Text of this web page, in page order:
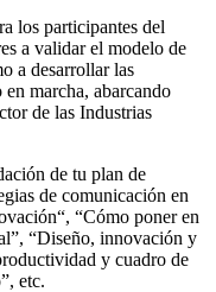
los participantes del
a validar el modelo de
a desarrollar las
marcha, abarcando
de las Industrias
de tu plan de
de comunicación en
“Cómo poner en
“Diseño, innovación y
y cuadro de
etc.